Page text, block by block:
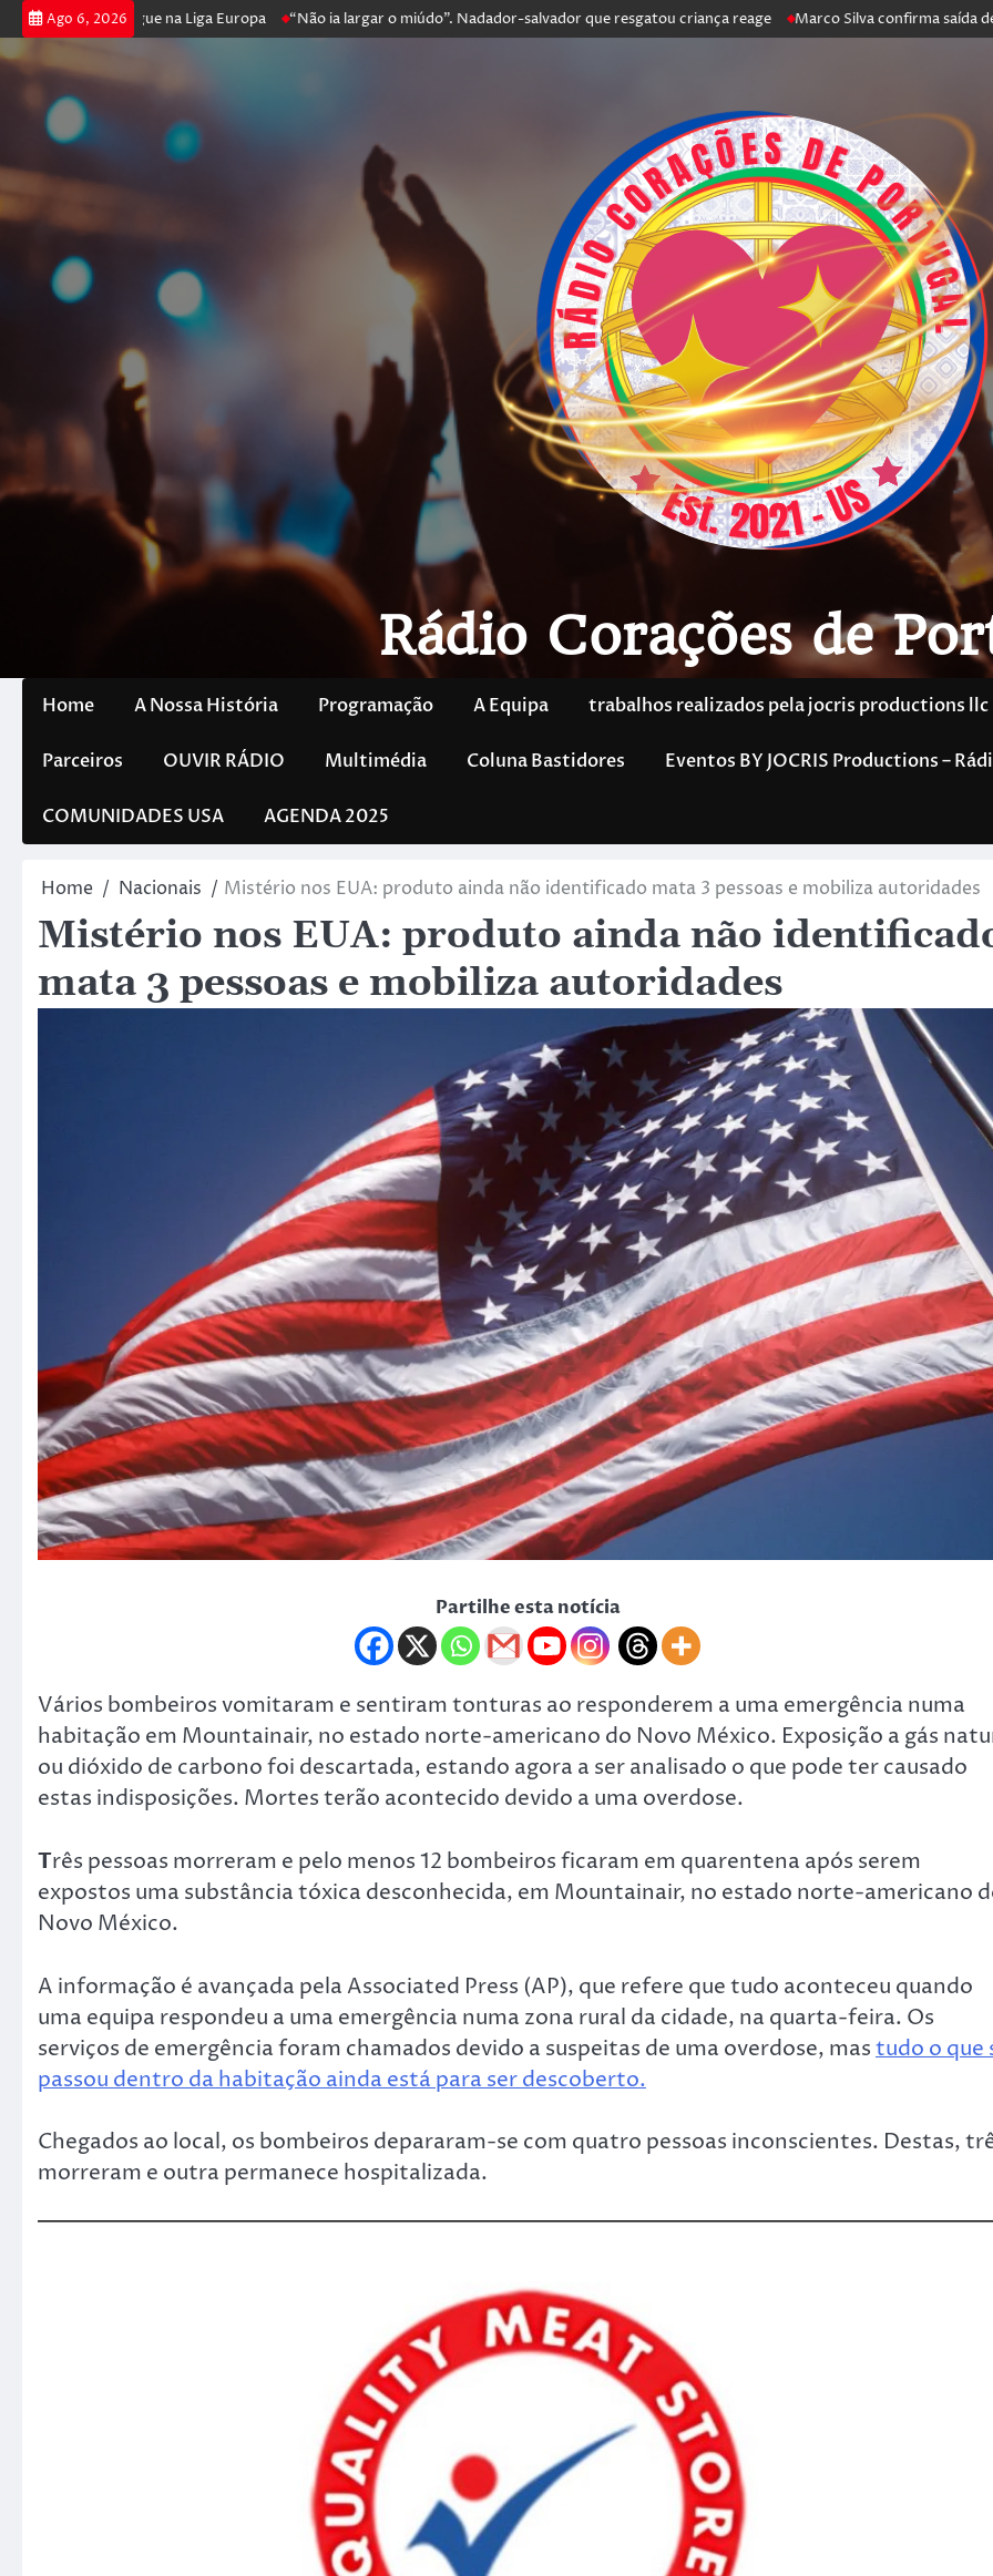
Ago 6, 2026
e prossegue na Liga Europa “Não ia largar o miúdo”. Nadador-salvador que resgatou criança reage Marco Silva confirma saída de
Rádio Corações de
Home A Nossa História Programação A Equipa trabalhos realizados pela jocris productions llc
Parceiros OUVIR RÁDIO Multimédia Coluna Bastidores Eventos BY JOCRIS Productions –
COMUNIDADES USA AGENDA 2025
Home Nacionais Mistério nos EUA: produto ainda não identificado mata 3 pessoas e mobiliza autoridades
Mistério nos EUA: produto ainda não
mata 3 pessoas e mobiliza autoridades
Partilhe esta notícia
Vários bombeiros vomitaram e sentiram tonturas ao responderem a uma emergência numa
habitação em Mountainair, no estado norte-americano do Novo México. Exposição a gás
ou dióxido de carbono foi descartada, estando agora a ser analisado o que pode ter causado
estas indisposições. Mortes terão acontecido devido a uma overdose.
Três pessoas morreram e pelo menos 12 bombeiros ficaram em quarentena após serem
expostos uma substância tóxica desconhecida, em Mountainair, no estado norte-americano
Novo México.
A informação é avançada pela Associated Press (AP), que refere que tudo aconteceu quando
uma equipa respondeu a uma emergência numa zona rural da cidade, na quarta-feira. Os
serviços de emergência foram chamados devido a suspeitas de uma overdose, mastudo o que
passou dentro da habitação ainda está para ser descoberto.
Chegados ao local, os bombeiros depararam-se com quatro pessoas inconscientes. Destas,
morreram e outra permanece hospitalizada.